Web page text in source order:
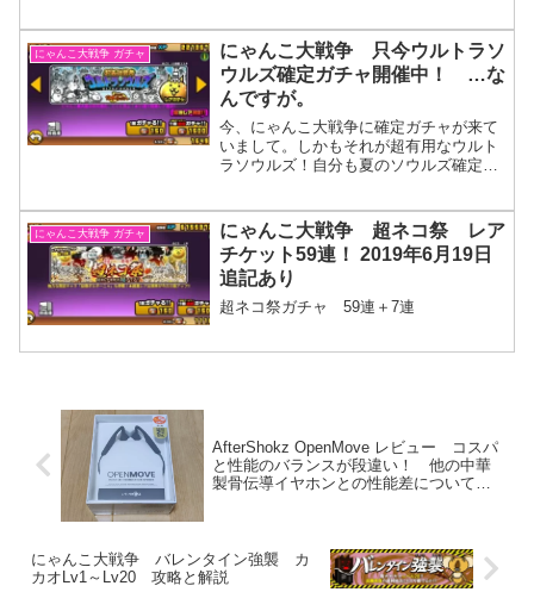
ャについては、、、確定が来たら回そう
かな。超ネコ祭 レアチケ...
にゃんこ大戦争 ガチャ
にゃんこ大戦争 只今ウルトラソ
ウルズ確定ガチャ開催中！ …な
んですが。
今、にゃんこ大戦争に確定ガチャが来て
いまして。しかもそれが超有用なウルト
ラソウルズ！自分も夏のソウルズ確定で
のはあるんです。いや、あったんです。
いや、今もあるっちゃある...
にゃんこ大戦争 ガチャ
にゃんこ大戦争 超ネコ祭 レア
チケット59連！ 2019年6月19日
追記あり
超ネコ祭ガチャ 59連＋7連
AfterShokz OpenMove レビュー コスパ
と性能のバランスが段違い！ 他の中華
製骨伝導イヤホンとの性能差についても
にゃんこ大戦争 バレンタイン強襲 カ
カオLv1～Lv20 攻略と解説